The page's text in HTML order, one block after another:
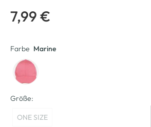
7,99 €
Farbe Marine
Größe:
ONE SIZE